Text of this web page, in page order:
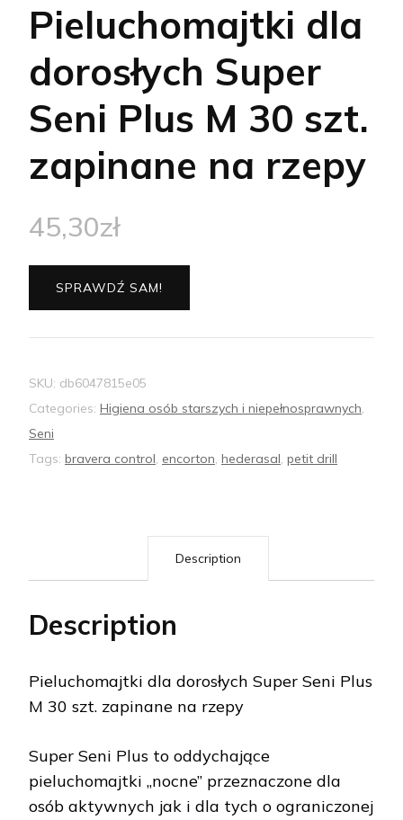
Pieluchomajtki dla
dorosłych Super
Seni Plus M 30 szt.
zapinane na rzepy
45,30zł
SPRAWDŹ SAM!
SKU: db6047815e05
Categories: Higiena osób starszych i niepełnosprawnych,
Seni
Tags: bravera control, encorton, hederasal, petit drill
Description
Description
Pieluchomajtki dla dorosłych Super Seni Plus
M 30 szt. zapinane na rzepy
Super Seni Plus to oddychające
pieluchomajtki „nocne” przeznaczone dla
osób aktywnych jak i dla tych o ograniczonej